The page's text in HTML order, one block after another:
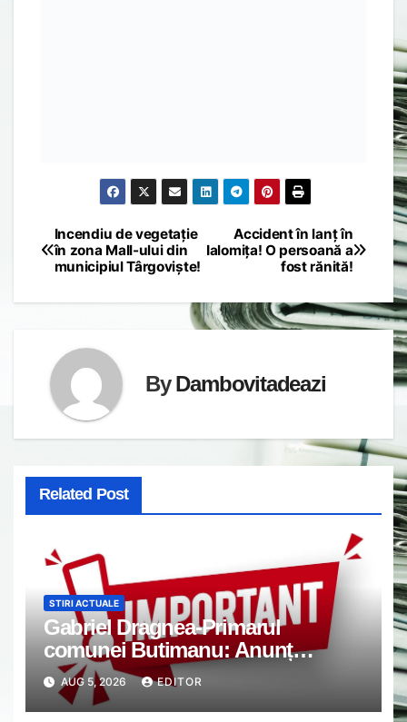
Post
navigation
Accident în lanț în
Ialomița! O persoană a
fost rănită!
Incendiu de vegetație
în zona Mall-ului din
municipiul Târgoviște!
ByDambovitadeazi
Related Post
STIRI ACTUALE
Gabriel Dragnea-Primarul
comunei Butimanu: Anunț
important
AUG 5, 2026 EDITOR